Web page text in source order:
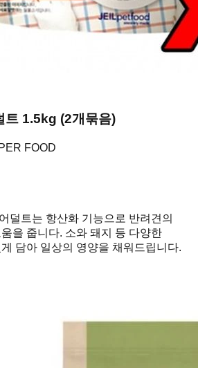
트 1.5kg (2개묶음)
FOOD
덜트는 항산화 기능으로 반려견의
을 줍니다. 소와 돼지 등 다양한
담아 일상의 영양을 채워드립니다.